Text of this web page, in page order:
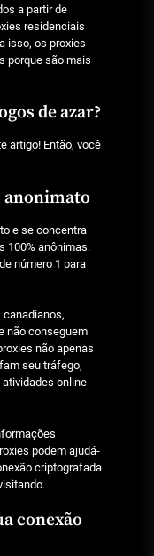
a partir de
residenciais
isso, os proxies
porque são mais
de azar?
artigo! Então, você
anonimato
e se concentra
100% anônimas.
número 1 para
canadianos,
não conseguem
não apenas
seu tráfego,
online
podem ajudá-
criptografada
conexão